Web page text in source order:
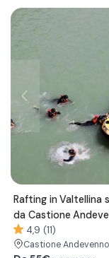
Rafting in Valtellina
da Castione
4,9 (11)
Castione Andevenno